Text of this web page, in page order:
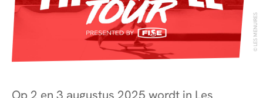
LES MENUIRES
Op 2 en 3 augustus 2025 wordt in Les